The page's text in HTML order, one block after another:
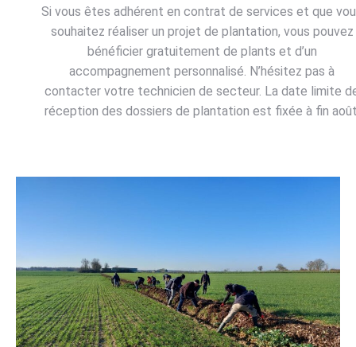
Si vous êtes adhérent en contrat de services et que
souhaitez réaliser un projet de plantation, vous pouvez
bénéficier gratuitement de plants et d’un
accompagnement personnalisé. N’hésitez pas à
contacter votre technicien de secteur. La date limite
réception des dossiers de plantation est fixée à fin